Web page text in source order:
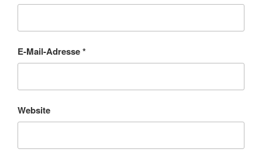
E-Mail-Adresse*
Website